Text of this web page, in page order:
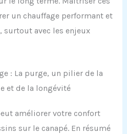
un chauffage performant et
avec les enjeux
: La purge, un pilier de la
et de la longévité
améliorer votre confort
sur le canapé. En résumé